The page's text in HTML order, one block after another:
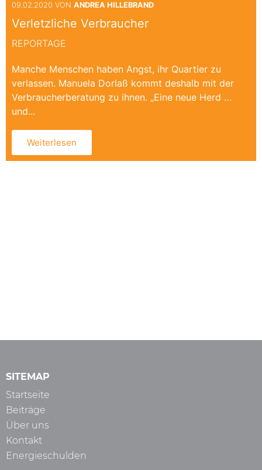
09.02.2020 VON ANDREA HILLEBRAND
Verletzliche Verbraucher
REPORTAGE
Manche Menschen haben Angst, ihr Quartier zu
verlassen. Manuela Dorlaß kommt deshalb mit der
Verbraucherberatung zu ihnen. „Eine neue Herd …
und...
Weiterlesen
SITEMAP
Startseite
Beiträge
Über uns
Kontakt
Energieschulden